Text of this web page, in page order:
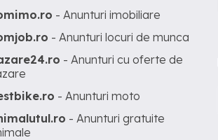
- Anunturi imobiliare
- Anunturi locuri de munca
- Anunturi cu oferte de
- Anunturi moto
- Anunturi gratuite